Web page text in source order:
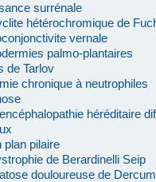
surrénale
hétérochromique de
vernale
palmo-plantaires
de Tarlov
chronique à neutrophiles
héréditaire
plan pilaire
de Berardinelli Seip
douloureuse de Dercum